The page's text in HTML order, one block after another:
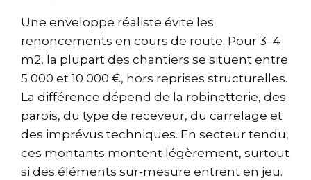
Une enveloppe réaliste évite les
renoncements en cours de route. Pour 3–4
m2, la plupart des chantiers se situent entre
5 000 et 10 000 €, hors reprises structurelles.
La différence dépend de la robinetterie, des
parois, du type de receveur, du carrelage et
des imprévus techniques. En secteur tendu,
ces montants montent légèrement, surtout
si des éléments sur-mesure entrent en jeu.